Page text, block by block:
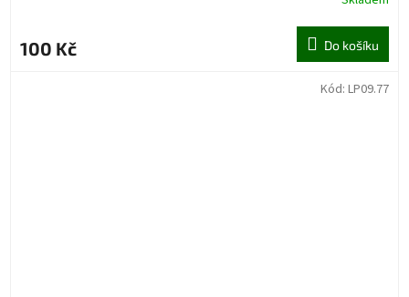
100 Kč Do košíku
Kód: LP09.77